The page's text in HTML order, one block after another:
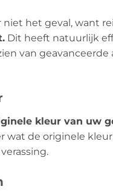
het geval, want
Dit heeft natuurlijk
van
kleur van uw
de originele